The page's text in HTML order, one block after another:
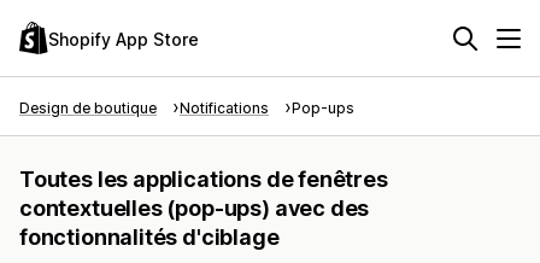
Shopify App Store
Design de boutique Notifications Pop-ups
Toutes les applications de fenêtres
contextuelles (pop-ups) avec des
fonctionnalités d'ciblage